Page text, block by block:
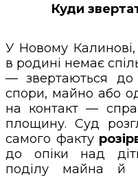
Куди
У Новому Калинові,
в родині немає
— звертаються
спори, майно або
на контакт —
площину. Суд
самого факту
до опіки над
поділу майна й